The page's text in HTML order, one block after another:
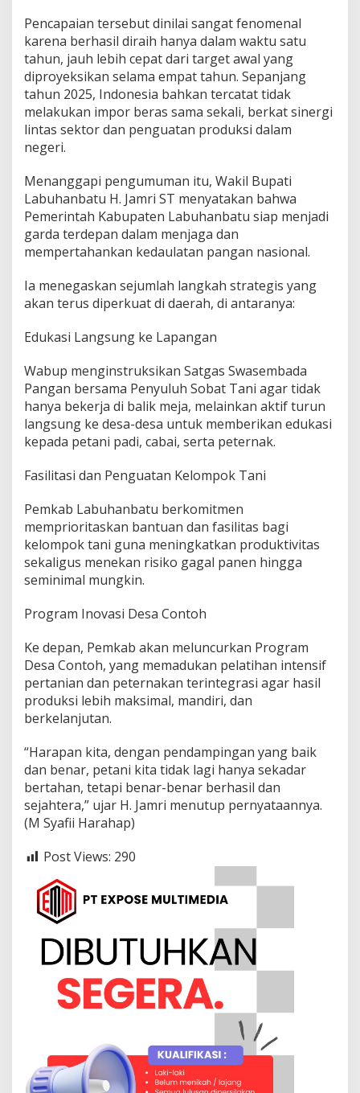
o
n
o
h
Pencapaian tersebut dinilai sangat fenomenal
karena berhasil diraih hanya dalam waktu satu
tahun, jauh lebih cepat dari target awal yang
diproyeksikan selama empat tahun. Sepanjang
tahun 2025, Indonesia bahkan tercatat tidak
melakukan impor beras sama sekali, berkat sinergi
lintas sektor dan penguatan produksi dalam
negeri.
Menanggapi pengumuman itu, Wakil Bupati
Labuhanbatu H. Jamri ST menyatakan bahwa
Pemerintah Kabupaten Labuhanbatu siap menjadi
garda terdepan dalam menjaga dan
mempertahankan kedaulatan pangan nasional.
Ia menegaskan sejumlah langkah strategis yang
akan terus diperkuat di daerah, di antaranya:
Edukasi Langsung ke Lapangan
Wabup menginstruksikan Satgas Swasembada
Pangan bersama Penyuluh Sobat Tani agar tidak
hanya bekerja di balik meja, melainkan aktif turun
langsung ke desa-desa untuk memberikan edukasi
kepada petani padi, cabai, serta peternak.
Fasilitasi dan Penguatan Kelompok Tani
Pemkab Labuhanbatu berkomitmen
memprioritaskan bantuan dan fasilitas bagi
kelompok tani guna meningkatkan produktivitas
sekaligus menekan risiko gagal panen hingga
seminimal mungkin.
Program Inovasi Desa Contoh
Ke depan, Pemkab akan meluncurkan Program
Desa Contoh, yang memadukan pelatihan intensif
pertanian dan peternakan terintegrasi agar hasil
produksi lebih maksimal, mandiri, dan
berkelanjutan.
“Harapan kita, dengan pendampingan yang baik
dan benar, petani kita tidak lagi hanya sekadar
bertahan, tetapi benar-benar berhasil dan
sejahtera,” ujar H. Jamri menutup pernyataannya.
(M Syafii Harahap)
Post Views: 290